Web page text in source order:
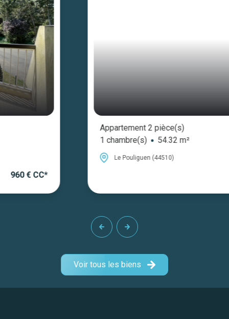
Appartement 2 pièce(s)
54.32 m²
Le Pouliguen (44510)
Voir tous les biens